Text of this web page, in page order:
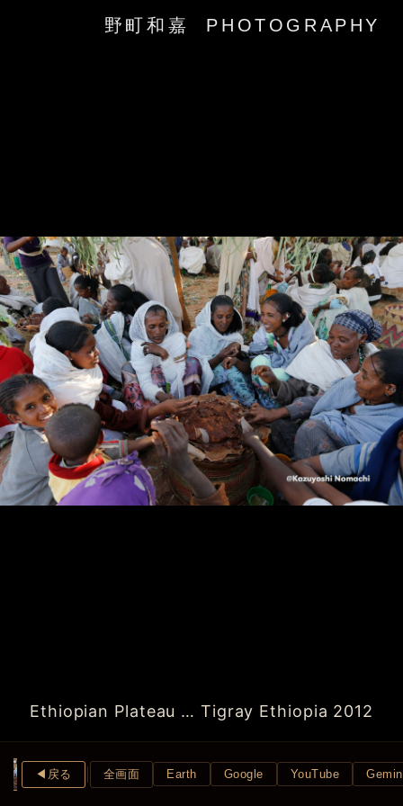
野町和嘉 PHOTOGRAPHY
‹
Ethiopian Plateau … Tigray Ethiopia 2012
›
◀︎戻る 全画面 Earth Google YouTube